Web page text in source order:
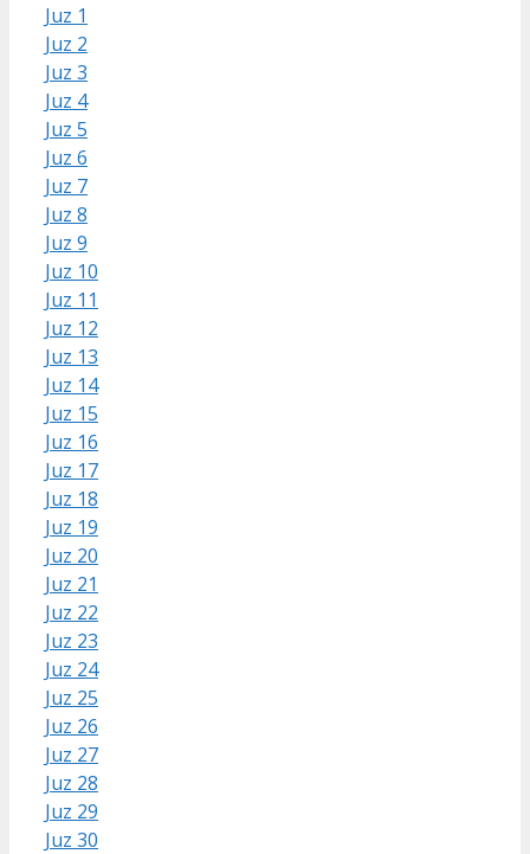
Juz 1
Juz 2
Juz 3
Juz 4
Juz 5
Juz 6
Juz 7
Juz 8
Juz 9
Juz 10
Juz 11
Juz 12
Juz 13
Juz 14
Juz 15
Juz 16
Juz 17
Juz 18
Juz 19
Juz 20
Juz 21
Juz 22
Juz 23
Juz 24
Juz 25
Juz 26
Juz 27
Juz 28
Juz 29
Juz 30